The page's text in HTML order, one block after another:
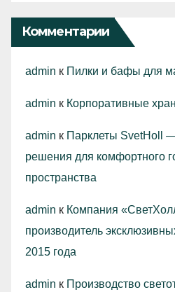
Комментарии
admin к Пилки и бафы для
admin к Корпоративные
admin к Парклеты SvetHoll
решения для комфортного
пространства
admin к Компания
производитель
2015 года
admin к Производство